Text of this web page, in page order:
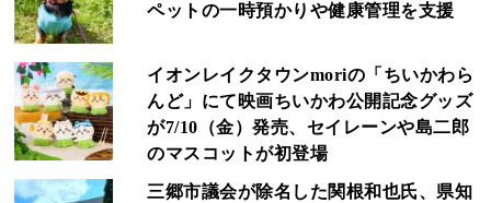
ペットの一時預かりや健康管理を支援
イオンレイクタウンmoriの「ちいかわら
んど」にて映画ちいかわ公開記念グッズ
が7/10（金）発売、セイレーンや島二郎
のマスコットが初登場
三郷市議会が除名した関根和也氏、県知